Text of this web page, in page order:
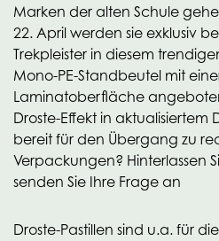
Marken der alten Schule
22. April werden sie exklusiv
Trekpleister in diesem
Mono-PE-Standbeutel mit
Laminatoberfläche
Droste-Effekt in aktualisiertem
bereit für den Übergang zu
Verpackungen? Hinterlassen
senden Sie Ihre Frage an
Droste-Pastillen sind u.a. für